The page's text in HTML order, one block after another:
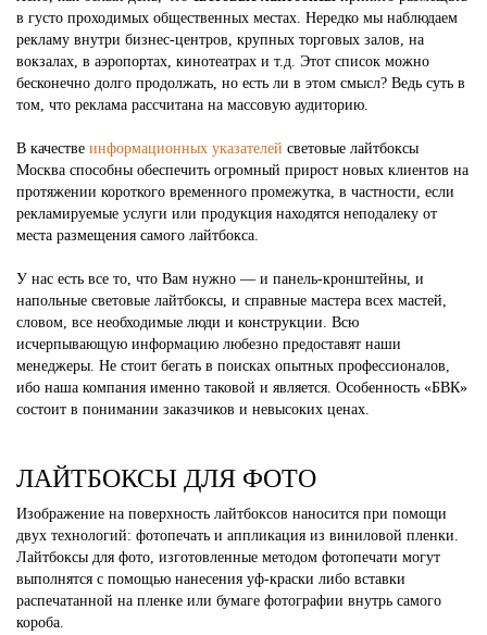
в густо проходимых общественных местах. Нередко мы наблюдаем
рекламу внутри бизнес-центров, крупных торговых залов, на
вокзалах, в аэропортах, кинотеатрах и т.д. Этот список можно
бесконечно долго продолжать, но есть ли в этом смысл? Ведь суть в
том, что реклама рассчитана на массовую аудиторию.
В качестве информационных указателей световые лайтбоксы
Москва способны обеспечить огромный прирост новых клиентов на
протяжении короткого временного промежутка, в частности, если
рекламируемые услуги или продукция находятся неподалеку от
места размещения самого лайтбокса.
У нас есть все то, что Вам нужно — и панель-кронштейны, и
напольные световые лайтбоксы, и справные мастера всех мастей,
словом, все необходимые люди и конструкции. Всю
исчерпывающую информацию любезно предоставят наши
менеджеры. Не стоит бегать в поисках опытных профессионалов,
ибо наша компания именно таковой и является. Особенность «БВК»
состоит в понимании заказчиков и невысоких ценах.
ЛАЙТБОКСЫ ДЛЯ ФОТО
Изображение на поверхность лайтбоксов наносится при помощи
двух технологий: фотопечать и аппликация из виниловой пленки.
Лайтбоксы для фото, изготовленные методом фотопечати могут
выполнятся с помощью нанесения уф-краски либо вставки
распечатанной на пленке или бумаге фотографии внутрь самого
короба.